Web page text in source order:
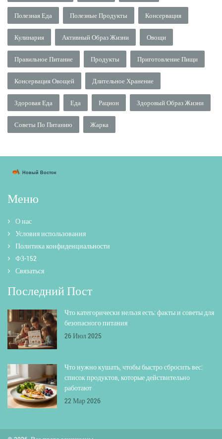
Полезная Еда Полезные Продукты Консервация
Кулинария Активный Образ Жизни Овощи
Правильное Питание Продукты Приготовление Пищи
Консервация Овощей Длительное Хранение
Здоровая Еда Еда Рацион Здоровый Образ Жизни
Советы По Питанию Жарка
Меню
О нас
Условия использования
Политика конфиденциальности
ФЗ-152
Связаться
Последний Пост
Что категорически нельзя есть: факты и советы для
безопасного питания
26 Июл 2025
Что нужно кушать, чтобы быстро сбросить вес:
список продуктов, которые действительно
работают
22 Мар 2026